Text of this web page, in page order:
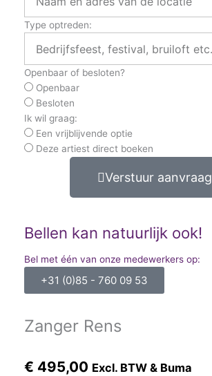
Zanger Rens
€ 495,00 Excl. BTW & Buma
Type optreden:
Openbaar of besloten?
Openbaar
Besloten
Ik wil graag:
Een vrijblijvende optie
Deze artiest direct boeken
Verstuur aanvraag
Bellen kan natuurlijk ook!
Bel met één van onze medewerkers op:
+31 (0)85 - 760 09 53